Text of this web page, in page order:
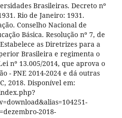
Brasileiras. Decreto nº
Rio de Janeiro: 1931.
Conselho Nacional de
Básica. Resolução nº 7, de
as Diretrizes para a
Brasileira e regimenta o
nº 13.005/2014, que aprova o
- PNE 2014-2024 e dá outras
2018. Disponível em:
2018-